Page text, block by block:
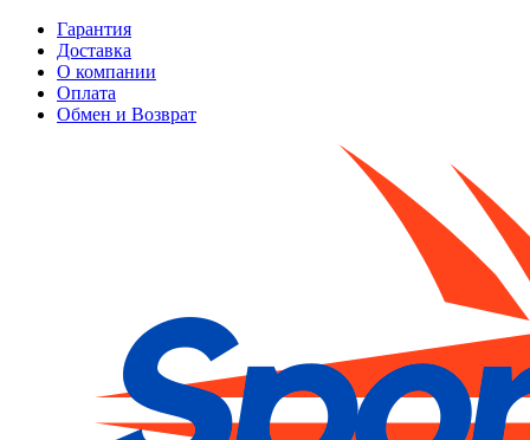
Гарантия
Доставка
О компании
Оплата
Обмен и Возврат